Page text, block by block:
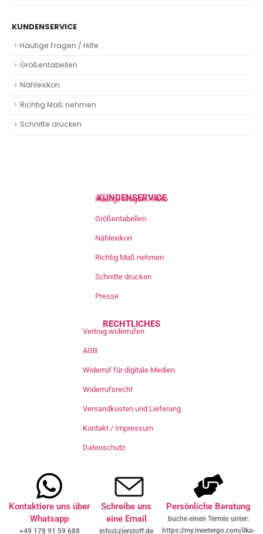
KUNDENSERVICE
Häufige Fragen / Hilfe
Größentabellen
Nählexikon
Richtig Maß nehmen
Schnitte drucken
KUNDENSERVICE
Häufige Fragen / Hilfe
Größentabellen
Nählexikon
Richtig Maß nehmen
Schnitte drucken
Presse
RECHTLICHES
Vertrag widerrufen
AGB
Widerruf für digitale Medien
Widerrufsrecht
Versandkosten und Lieferung
Kontakt / Impressum
Datenschutz
Kontaktiere uns über
Whatsapp
+49 178 91 59 688
Schreibe uns
eine Email
info@zierstoff.de
Persönliche Beratung
buche einen Termin unter:
https://my.meetergo.com/ilka-